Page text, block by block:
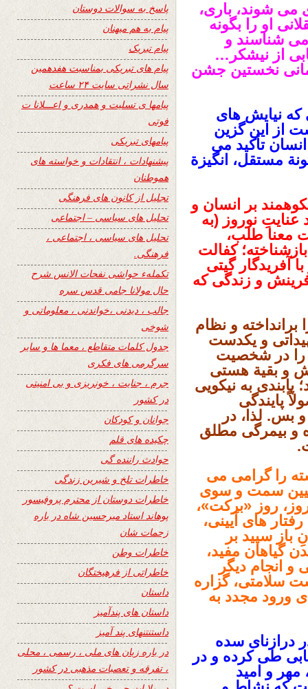
می شوند، باری،
او را بگونه
شناسند و
از نیشکر…
نخستین جشن
که نیایش های
از این گزین
تأکید می
مستقل، انگیزة
بر انسان و
نوروز (به
معنا طلب،
کفالت
آفریدگار گیتی
و زندگی که
برانداخته و نظام
و یکدست
را در شخصیت
و بقیة هستی
پابندی به نیکویی
پایندگی
بس. لذا، در
و بیمرگی مطلق
را گرامی می
سمت و سوی
روز «برکت»،
های آیینی،
سپید بر
گیاهان مفید،
انجام دیگر
سلامتی، گزاره
ورود مجدد به
درازنای سده
طی کرده و در
مهر و امید
پاسخ به سوالات دوستان
پیام به هم میهنان
پیام تبریک
پیام های تبریکی بمناسبت هفدهمین
سال نشراتی سایت ۲۴ ساعت
پیامها ی تسلیت و همدری و اعـــلانا ت
فوتی
پیامهای تبریکی
پیشنهادات ، انتقادات و خواسته های
هموطنان
تجلیل از کانون های فرهنگی
تحلیل های سیاسی – اجتماعی
تحلیل های سیاسی ، اجتماعی ،
فرهنگی.
تکملهء حواشی نفحات الانس شرح
حال مولانا جامی قدس سره
جالب ، دیدنی ،خواندنی ، معلوماتی و
شوخی
جدول کلمات متقاطع ، معما ها و سایر
سرگرمی های فکری
جرم ، جنایت ، خونریزی و بی امنیتی
در کشور
جوانان و کودکان
چکیده های قلم
حوادث راننده گی
خاطرات تلخ و شیرین زندگی
خاطرات دوستان از محترم پروفیسور
پوهاند استاد میرحسین شاه در باره
زحمات شان
خاطرات وطن
خاطراتی از فرهیختگان
داستان
داستان های پندآمیز
داستنتنهای پند آمیز
در باره زبان های ملی ، رسمی ، محلی
، تفرقه و تعصبات مذهبی در کشور